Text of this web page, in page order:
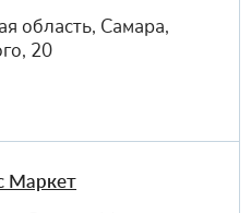
область, Самара,
20
Маркет